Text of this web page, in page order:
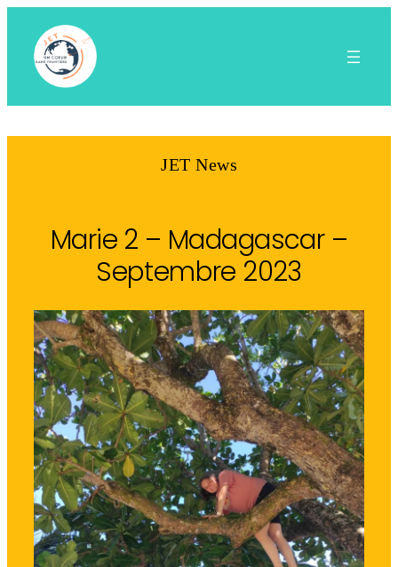
contenu
JET News
Marie 2 – Madagascar –
Septembre 2023